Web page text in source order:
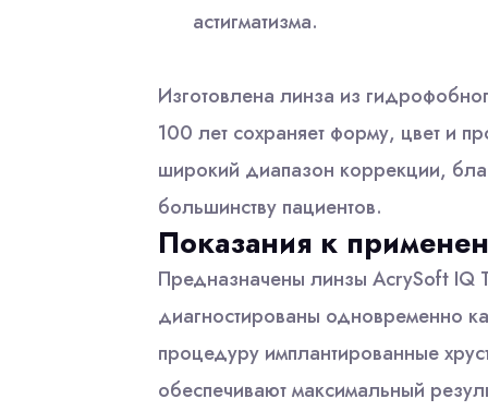
астигматизма.
Изготовлена линза из
100 лет сохраняет форму, цвет и
широкий диапазон коррекции,
большинству пациентов.
Показания к
Предназначены линзы AcrySoft IQ
диагностированы одновременно
процедуру имплантированные
обеспечивают максимальный